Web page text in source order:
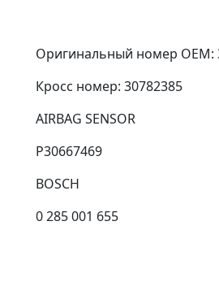
Оригинальный номер OEM:
Кросс номер: 30782385
AIRBAG SENSOR
Р30667469
BOSCH
0 285 001 655